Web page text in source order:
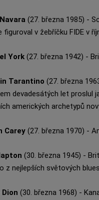
(27. března 1985) -
figuroval v žebříčku FIDE v
York(27. března 1942) -
Tarantino (27. března
devadesátých let proslul
amerických archetypů
Carey(27. března 1970) -
(30. března 1945) -
z nejlepších světových
Dion (30. března 1968) -